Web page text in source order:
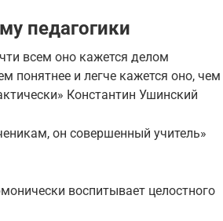
педагогики
всем оно кажется делом
и легче кажется оно, чем
Константин Ушинский
он совершенный учитель»
воспитывает целостного